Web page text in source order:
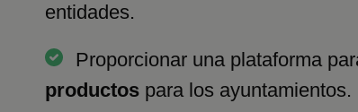
entidades.
Proporcionar una plataforma
productospara los ayuntamientos.